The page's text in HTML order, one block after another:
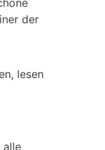
der
lesen
alle